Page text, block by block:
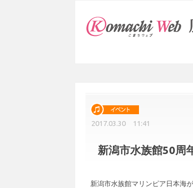
2017.03.30 11:41
新潟市水族館50周
新潟市水族館マリンピア日本海